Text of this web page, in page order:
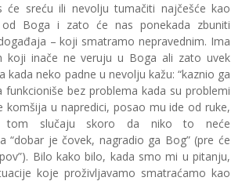
će sreću ili nevolju tumačiti najčešće kao
Boga i zato će nas ponekada zbuniti
– koji smatramo nepravednim. Ima
koji inače ne veruju u Boga ali zato uvek
kada neko padne u nevolju kažu: “kaznio ga
funkcioniše bez problema kada su problemi
komšija u napredici, posao mu ide od ruke,
tom slučaju skoro da niko to neće
“dobar je čovek, nagradio ga Bog” (pre će
Bilo kako bilo, kada smo mi u pitanju,
koje proživljavamo smatraćamo kao